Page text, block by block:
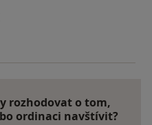
Pacient
rozhodovat o tom,
ordinaci navštívit?